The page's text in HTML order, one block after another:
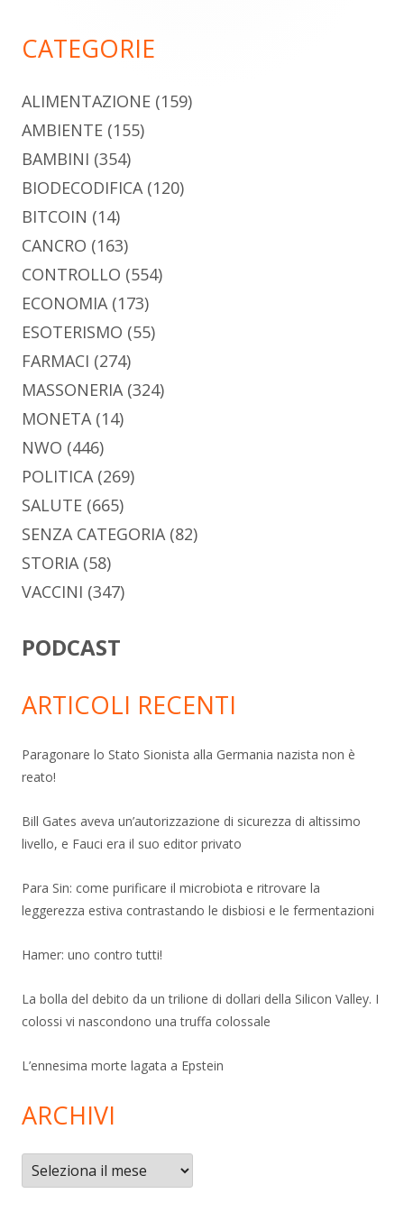
CATEGORIE
ALIMENTAZIONE (159)
AMBIENTE (155)
BAMBINI (354)
BIODECODIFICA(120)
BITCOIN (14)
CANCRO (163)
CONTROLLO (554)
ECONOMIA(173)
ESOTERISMO (55)
FARMACI (274)
MASSONERIA(324)
MONETA(14)
NWO (446)
POLITICA(269)
SALUTE (665)
SENZA CATEGORIA(82)
STORIA(58)
VACCINI (347)
PODCAST
ARTICOLI RECENTI
Paragonare lo Stato Sionista alla Germania nazista non è
reato!
Bill Gates aveva un’autorizzazione di sicurezza di altissimo
livello, e Fauci era il suo editor privato
Para Sin: come purificare il microbiota e ritrovare la
leggerezza estiva contrastando le disbiosi e le fermentazioni
Hamer: uno contro tutti!
La bolla del debito da un trilione di dollari della Silicon Valley. I
colossi vi nascondono una truffa colossale
L’ennesima morte lagata a Epstein
ARCHIVI
Archivi